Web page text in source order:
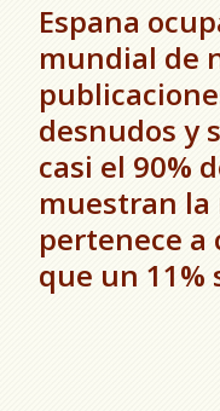
Espana
mundial de
desnudos y
casi el 90%
muestran
pertenece a
que un 11%